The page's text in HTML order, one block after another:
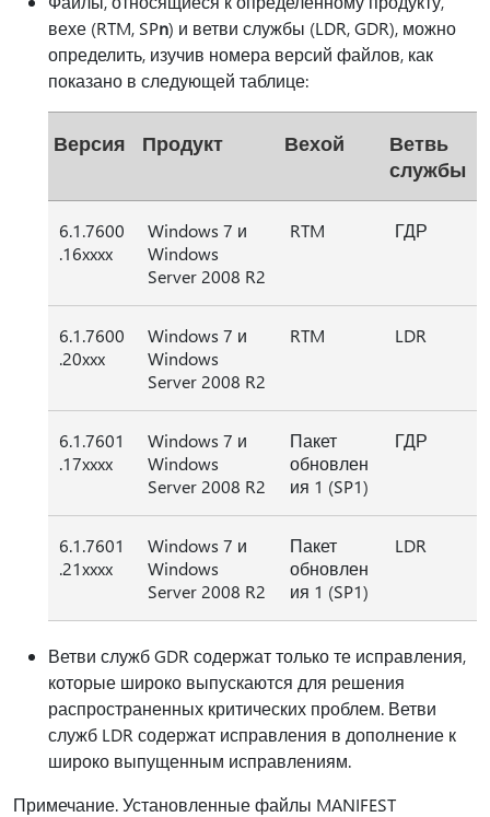
вехе (RTM, SPn) и ветви службы (LDR, GDR), можно
определить, изучив номера версий файлов, как
показано в следующей таблице:
Версия Продукт Вехой
Ветвь
службы
6.1.7600
.16xxxx
Windows 7 и
Windows
Server 2008 R2
RTM ГДР
6.1.7600
.20xxx
Windows 7 и
Windows
Server 2008 R2
RTM LDR
6.1.7601
.17xxxx
Windows 7 и
Windows
Server 2008 R2
Пакет
обновлен
ия 1 (SP1)
ГДР
6.1.7601
.21xxxx
Windows 7 и
Windows
Server 2008 R2
Пакет
обновлен
ия 1 (SP1)
LDR
Ветви служб GDR содержат только те исправления,
которые широко выпускаются для решения
распространенных критических проблем. Ветви
служб LDR содержат исправления в дополнение к
широко выпущенным исправлениям.
Примечание. Установленные файлы MANIFEST